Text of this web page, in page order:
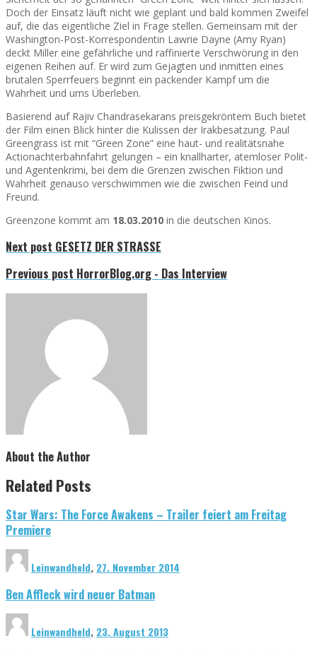
Doch der Einsatz läuft nicht wie geplant und bald kommen Zweifel
auf, die das eigentliche Ziel in Frage stellen. Gemeinsam mit der
Washington-Post-Korrespondentin Lawrie Dayne (Amy Ryan)
deckt Miller eine gefährliche und raffinierte Verschwörung in den
eigenen Reihen auf. Er wird zum Gejagten und inmitten eines
brutalen Sperrfeuers beginnt ein packender Kampf um die
Wahrheit und ums Überleben.
Basierend auf Rajiv Chandrasekarans preisgekröntem Buch bietet
der Film einen Blick hinter die Kulissen der Irakbesatzung. Paul
Greengrass ist mit “Green Zone” eine haut- und realitätsnahe
Actionachterbahnfahrt gelungen – ein knallharter, atemloser Polit-
und Agentenkrimi, bei dem die Grenzen zwischen Fiktion und
Wahrheit genauso verschwimmen wie die zwischen Feind und
Freund.
Greenzone kommt am 18.03.2010 in die deutschen Kinos.
Next post GESETZ DER STRASSE
Previous post HorrorBlog.org - Das Interview
About the Author
Related Posts
Star Wars: The Force Awakens – Trailer feiert am Freitag
Premiere
Leinwandheld, 27. November 2014
Ben Affleck wird neuer Batman
Leinwandheld, 23. August 2013